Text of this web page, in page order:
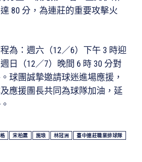
80 分，為連莊的重要攻擊火
為：週六（12／6）下午 3 時迎
日（12／7）晚間 6 時 30 分對
球團誠摯邀請球迷進場應援，
應援團長共同為球隊加油，延
宋柏霆 施琅 林冠洲 臺中連莊職業排球隊